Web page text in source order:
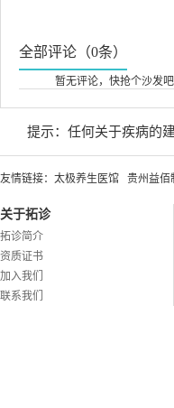
全部评论（0条）
暂无评论，快抢个沙发吧
提示：任何关于疾病的
友情链接： 太极养生医馆 贵州益佰
关于拓诊
拓诊简介
资质证书
加入我们
联系我们